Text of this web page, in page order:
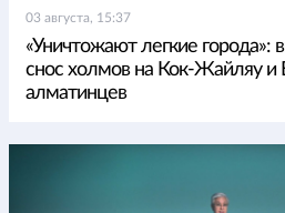
03 августа, 15:37
«Уничтожают легкие города»:
снос холмов на Кок-Жайляу и
алматинцев